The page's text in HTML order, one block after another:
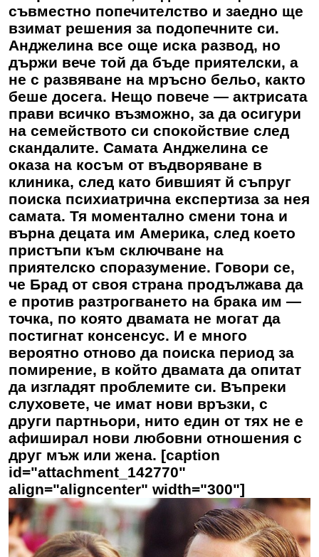
съвместно попечителство и заедно ще
взимат решения за подопечните си.
Анджелина все още иска развод, но
държи вече той да бъде приятелски, а
не с развяване на мръсно бельо, както
беше досега. Нещо повече — актрисата
прави всичко възможно, за да осигури
на семейството си спокойствие след
скандалите. Самата Анджелина се
оказа на косъм от въдворяване в
клиника, след като бившият й съпруг
поиска психиатрична експертиза за нея
самата. Тя моментално смени тона и
върна децата им Америка, след което
пристъпи към сключване на
приятелско споразумение. Говори се,
че Брад от своя страна продължава да
е против разтрогването на брака им —
точка, по която двамата не могат да
постигнат консенсус. И е много
вероятно отново да поиска период за
помирение, в който двамата да опитат
да изгладят проблемите си. Въпреки
слуховете, че имат нови връзки, с
други партньори, нито един от тях не е
афиширал нови любовни отношения с
друг мъж или жена. [caption
id="attachment_142770"
align="aligncenter" width="300"]